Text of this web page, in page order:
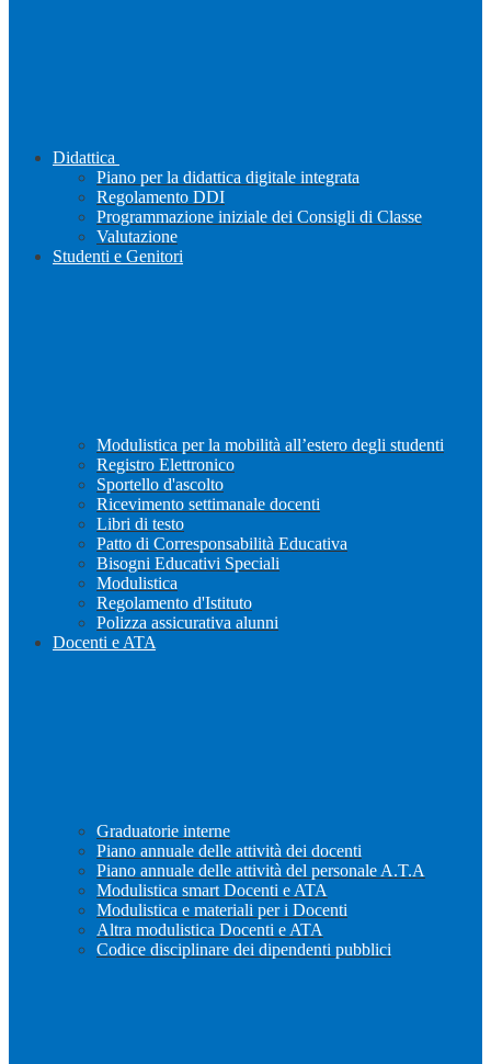
Didattica
Piano per la didattica digitale integrata
Regolamento DDI
Programmazione iniziale dei Consigli di Classe
Valutazione
Studenti e Genitori
Modulistica per la mobilità all’estero degli studenti
Registro Elettronico
Sportello d'ascolto
Ricevimento settimanale docenti
Libri di testo
Patto di Corresponsabilità Educativa
Bisogni Educativi Speciali
Modulistica
Regolamento d'Istituto
Polizza assicurativa alunni
Docenti e ATA
Graduatorie interne
Piano annuale delle attività dei docenti
Piano annuale delle attività del personale A.T.A
Modulistica smart Docenti e ATA
Modulistica e materiali per i Docenti
Altra modulistica Docenti e ATA
Codice disciplinare dei dipendenti pubblici